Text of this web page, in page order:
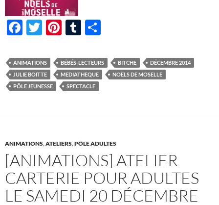
F
e
b
o
k
T
itt
er
Pi
er
es
t
T
m
bl
r
ta
g
ANIMATIONS BÉBÉS-LECTEURS BITCHE
DÉCEMBRE 2014
JULIE BOITTE
MEDIATHEQUE
NOËLS DE MOSELLE
PÔLE JEUNESSE
SPECTACLE
ANIMATIONS,ATELIERS,PÔLE ADULTES
[ANIMATIONS] ATELIER
CARTERIE POUR ADULTES
LE SAMEDI 20 DÉCEMBRE